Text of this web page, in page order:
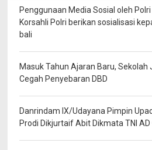
Penggunaan Media Sosial oleh Polri
Korsahli Polri berikan sosialisasi
bali
Masuk Tahun Ajaran Baru, Sekolah
Cegah Penyebaran DBD
Danrindam IX/Udayana Pimpin
Prodi Dikjurtaif Abit Dikmata TNI AD